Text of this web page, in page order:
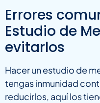
Errores
Estudio de
evitarlos
Hacer un estudio de
tengas inmunidad
reducirlos, aquí los